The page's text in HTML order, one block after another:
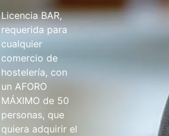
Licencia BAR,
requerida para
cualquier
comercio de
hostelería, con
un AFORO
MÁXIMO de 50
personas, que
quiera adquirir el